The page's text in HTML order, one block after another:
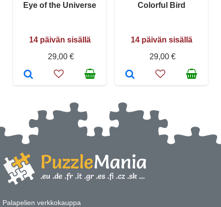
Eye of the Universe
14 päivän sisällä
29,00 €
Colorful Bird
14 päivän sisällä
29,00 €
Palapelien verkkokauppa